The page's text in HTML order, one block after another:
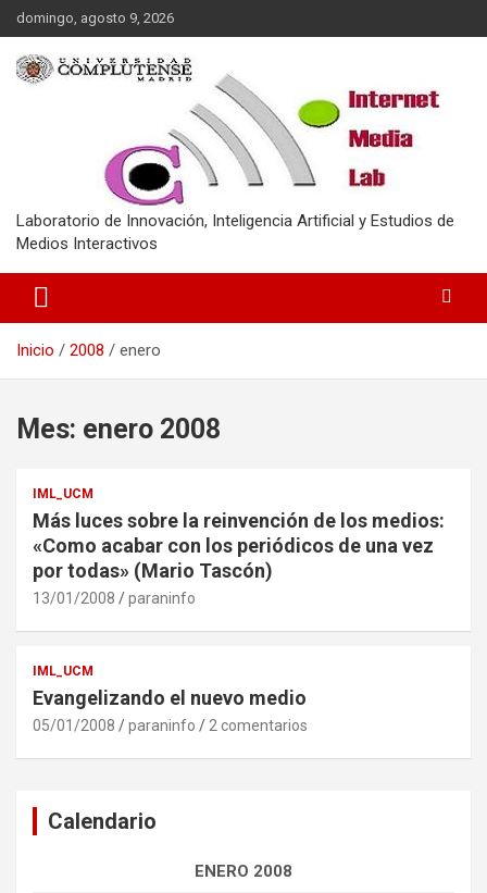
Saltar
al
contenido
domingo, agosto 9, 2026
Laboratorio de Innovación, Inteligencia Artificial y Estudios de
Medios Interactivos
Inicio 2008 enero
Mes: enero 2008
IML_UCM
Más luces sobre la reinvención de los medios:
«Como acabar con los periódicos de una vez
por todas» (Mario Tascón)
13/01/2008 paraninfo
IML_UCM
Evangelizando el nuevo medio
05/01/2008 paraninfo 2 comentarios
Calendario
ENERO 2008